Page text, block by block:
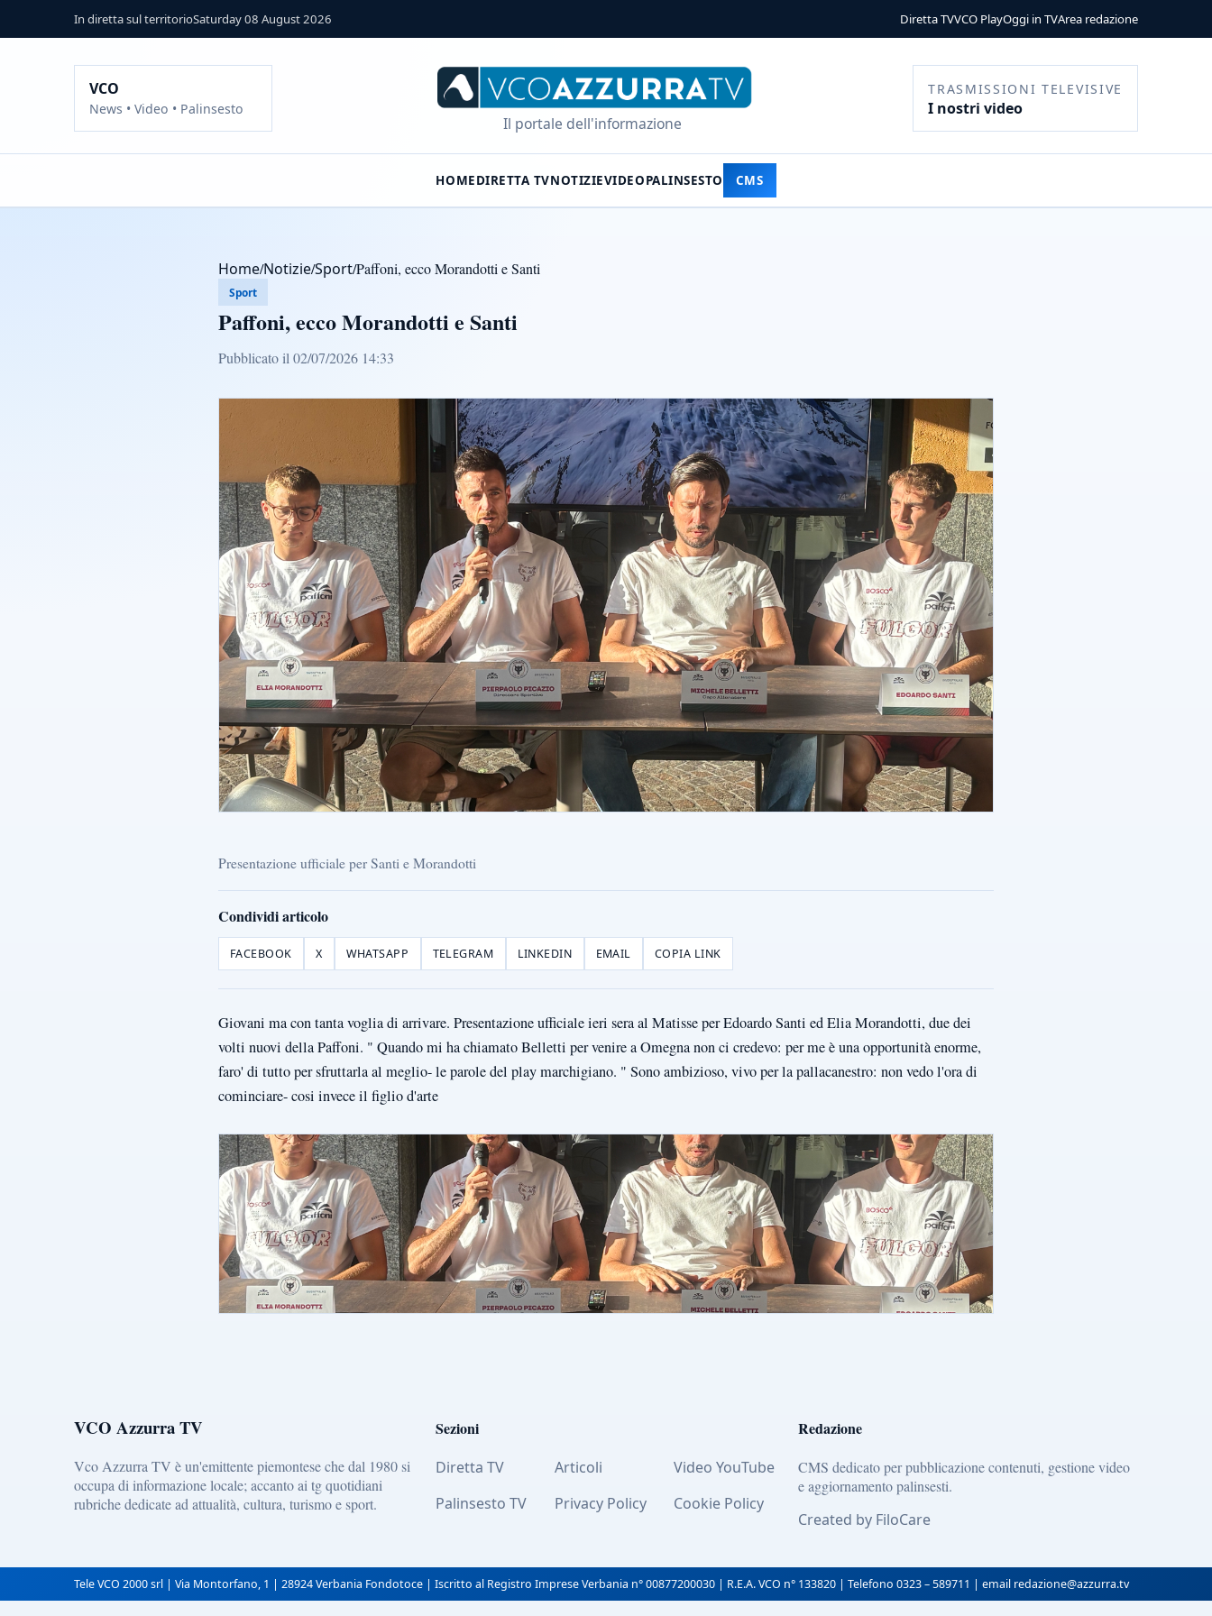
In diretta sul territorioSaturday 08 August 2026 Diretta TVVCO PlayOggi in TVArea redazione
VCO
News • Video • Palinsesto
Il portale dell'informazione
TRASMISSIONI TELEVISIVE
I nostri video
HOMEDIRETTA TVNOTIZIEVIDEOPALINSESTO CMS
Home/Notizie/Sport/Paffoni, ecco Morandotti e Santi
Sport
Paffoni, ecco Morandotti e Santi
Pubblicato il 02/07/2026 14:33
Presentazione ufficiale per Santi e Morandotti
Condividi articolo
FACEBOOK X WHATSAPP TELEGRAM LINKEDIN EMAIL COPIA LINK
Giovani ma con tanta voglia di arrivare. Presentazione ufficiale ieri sera al Matisse per Edoardo Santi ed Elia Morandotti, due dei
volti nuovi della Paffoni. " Quando mi ha chiamato Belletti per venire a Omegna non ci credevo: per me è una opportunità enorme,
faro' di tutto per sfruttarla al meglio- le parole del play marchigiano. " Sono ambizioso, vivo per la pallacanestro: non vedo l'ora di
cominciare- cosi invece il figlio d'arte
VCO Azzurra TV
Vco Azzurra TV è un'emittente piemontese che dal 1980 si
occupa di informazione locale; accanto ai tg quotidiani
rubriche dedicate ad attualità, cultura, turismo e sport.
Sezioni
Diretta TV Articoli
Video YouTube
Palinsesto TV
Privacy Policy Cookie Policy
Redazione
CMS dedicato per pubblicazione contenuti, gestione video
e aggiornamento palinsesti.
Created by FiloCare
Tele VCO 2000 srl | Via Montorfano, 1 | 28924 Verbania Fondotoce | Iscritto al Registro Imprese Verbania n° 00877200030 | R.E.A. VCO n° 133820 | Telefono 0323 – 589711 | email redazione@azzurra.tv